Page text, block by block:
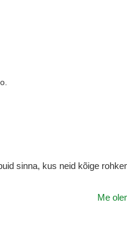
sinna, kus neid kõige
Me